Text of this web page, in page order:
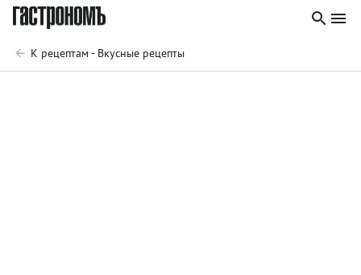
К рецептам - Вкусные рецепты